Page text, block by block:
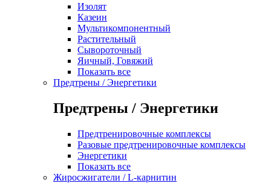
Изолят
Казеин
Мультикомпонентный
Растительный
Сывороточный
Яичный, Говяжий
Показать все
Предтрены / Энергетики
Предтрены / Энергетики
Предтренировочные комплексы
Разовые предтренировочные комплексы
Энергетики
Показать все
Жиросжигатели / L-карнитин